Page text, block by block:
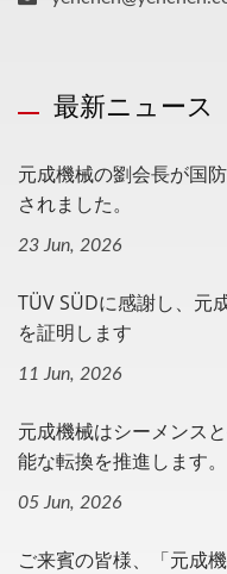
最新ニュース
元成機械の劉会長が国
されました。
23 Jun, 2026
TÜV SÜDに感謝し、元
を証明します
11 Jun, 2026
元成機械はシーメンス
能な転換を推進します。
05 Jun, 2026
ご来賓の皆様、「元成